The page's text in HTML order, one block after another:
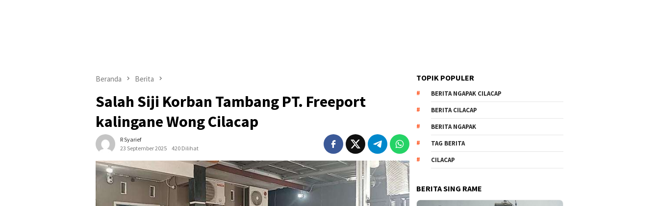
Beranda Berita
Salah Siji Korban Tambang PT. Freeport
kalingane Wong Cilacap
R Syarief
23 September 2025
420 Dilihat
TOPIK POPULER
BERITA NGAPAK CILACAP
BERITA CILACAP
BERITA NGAPAK
TAG BERITA
CILACAP
BERITA SING RAME